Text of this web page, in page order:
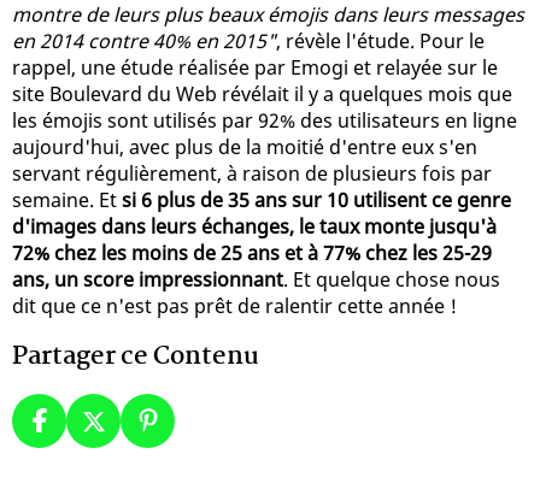
montre de leurs plus beaux émojis dans leurs messages
en 2014 contre 40% en 2015", révèle l'étude. Pour le
rappel, une étude réalisée par Emogi et relayée sur le
site Boulevard du Web révélait il y a quelques mois que
les émojis sont utilisés par 92% des utilisateurs en ligne
aujourd'hui, avec plus de la moitié d'entre eux s'en
servant régulièrement, à raison de plusieurs fois par
semaine. Etsi 6 plus de 35 ans sur 10 utilisent ce genre
d'images dans leurs échanges, le taux monte jusqu'à
72% chez les moins de 25 ans et à 77% chez les 25-29
ans, un score impressionnant. Et quelque chose nous
dit que ce n'est pas prêt de ralentir cette année !
Partager ce Contenu